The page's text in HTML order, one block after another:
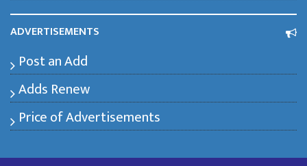
ADVERTISEMENTS
Post an Add
Adds Renew
Price of Advertisements